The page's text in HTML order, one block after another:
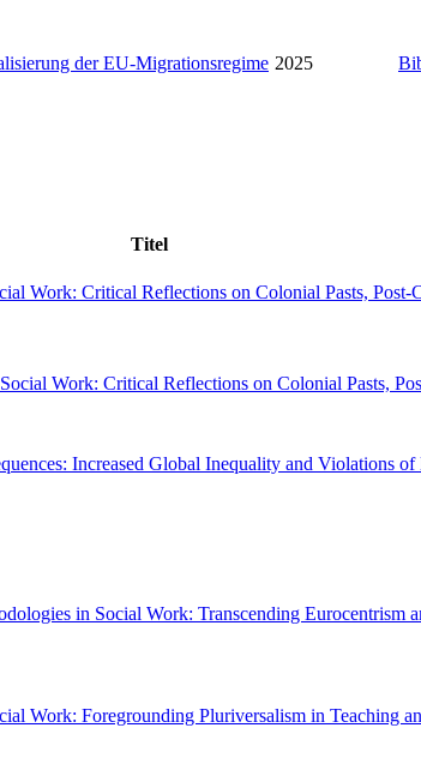
der EU-Migrationsregime 2025
Titel
Work: Critical Reflections on Colonial Pasts, Post-
Work: Critical Reflections on Colonial Pasts,
Increased Global Inequality and Violations
in Social Work: Transcending Eurocentrism
Work: Foregrounding Pluriversalism in Teaching